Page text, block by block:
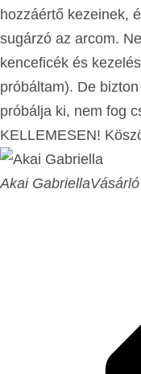
hozzáértő kezeinek,
sugárzó az arcom.
kenceficék és
próbáltam). De
próbálja ki, nem fog
KELLEMESEN!
Akai GabriellaVásárló